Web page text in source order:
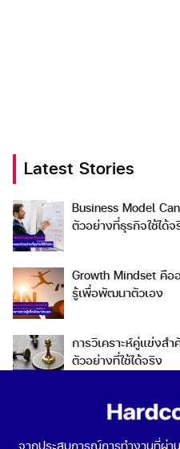
Search
for:
Latest Stories
Business Model
ตัวอย่างที่ธุรกิจใช้ได้จ
Growth Mindset คือ
รู้เพื่อพัฒนาตัวเอง
การวิเคราะห์คู่แข่งส
ตัวอย่างที่ใช้ได้จริง
Go To Market คืออ